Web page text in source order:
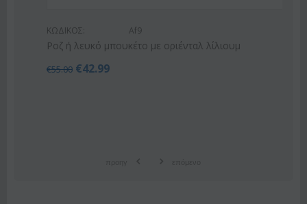
ΚΩΔΙΚΟΣ:
Ροζ ή λευκό μπουκέτο με οριένταλ λίλιουμ
55.00 €42.99